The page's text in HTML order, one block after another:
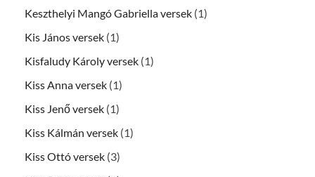
Keszthelyi Mangó Gabriella versek (1)
Kis János versek (1)
Kisfaludy Károly versek (1)
Kiss Anna versek (1)
Kiss Jenő versek (1)
Kiss Kálmán versek (1)
Kiss Ottó versek (3)